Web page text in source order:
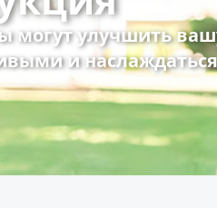
могут улучшить
и